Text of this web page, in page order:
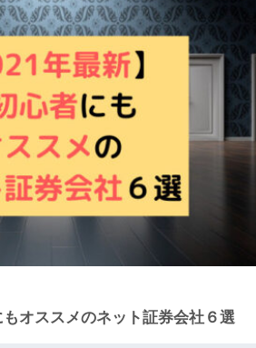
もオススメのネット証券会社６選